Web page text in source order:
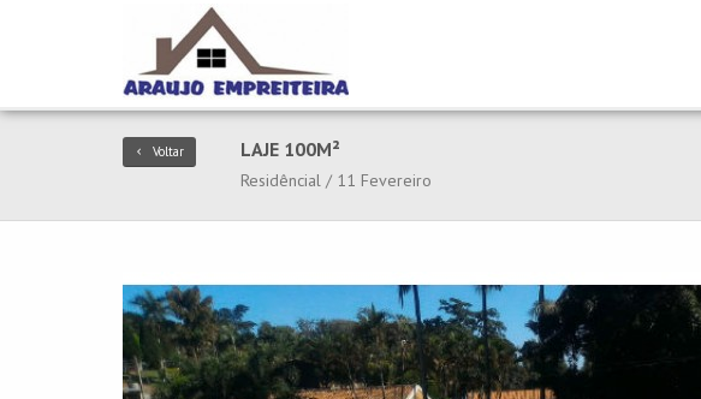
Voltar LAJE 100M²
Residêncial / 11 Fevereiro